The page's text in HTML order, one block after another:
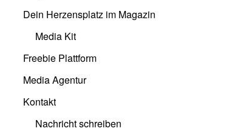
Dein Herzensplatz im Magazin
Media Kit
Freebie Plattform
Media Agentur
Kontakt
Nachricht schreiben